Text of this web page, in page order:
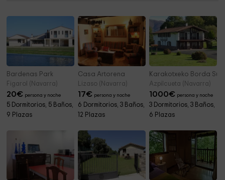
Bardenas Park
Figarol (Navarra)
20€ persona y noche
5 Dormitorios, 5 Baños,
9 Plazas
Casa Artorena
Lizaso (Navarra)
17€ persona y noche
6 Dormitorios, 3 Baños,
12 Plazas
Karakotxeko Borda Sur
Azpilcueta (Navarra)
1000€ persona y noche
3 Dormitorios, 3 Baños,
6 Plazas